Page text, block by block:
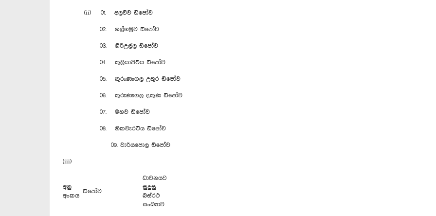
(ii) 01. අලව්ව ඩිපෝව
02. ගල්ගමුව ඩිපෝව
03. ගිරිඋල්ල ඩිපෝව
04. කුලියාපිටිය ඩිපෝව
05. කුරුණෑගල උතුර ඩිපෝව
06. කුරුණෑගල දකුණ ඩිපෝව
07. මහව ඩිපෝව
08. නිකවැරටිය ‍ඩිපෝව
09. වාරියපොල ඩිපෝව
(iii)
අනු
අංකය
ඩිපෝව
ධාවනයට
සුදුසු
බස්රථ
සංඛ්‍යාව